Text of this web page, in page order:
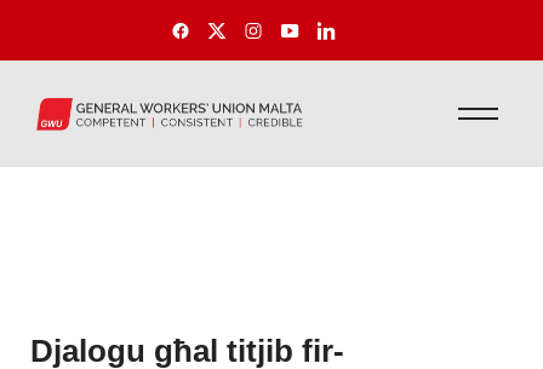
Djalogu għal titjib fir-